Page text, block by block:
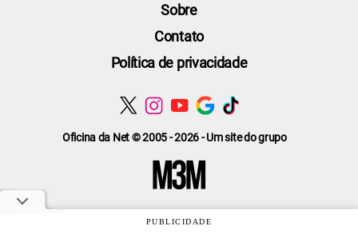
Oficina da Net © 2005 - 2026 - Um site do grupo
Sobre
Contato
Política de privacidade
PUBLICIDADE